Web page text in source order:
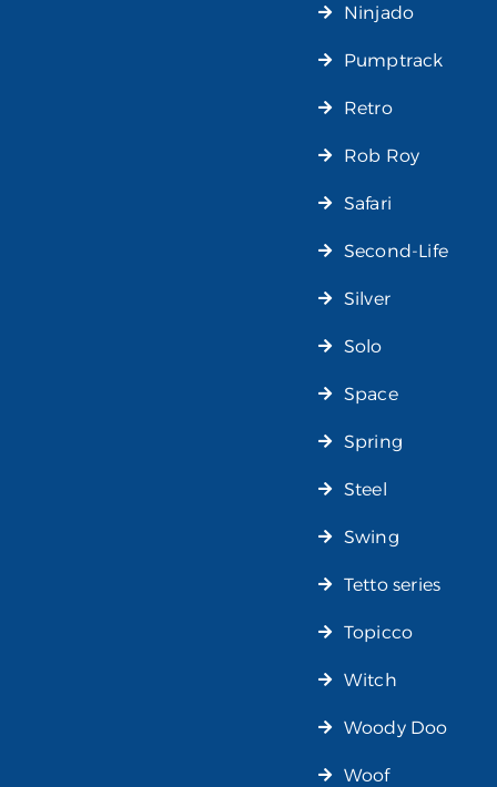
Ninjado
Pumptrack
Retro
Rob Roy
Safari
Second-Life
Silver
Solo
Space
Spring
Steel
Swing
Tetto series
Topicco
Witch
Woody Doo
Woof